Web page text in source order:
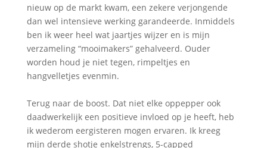
nieuw op de markt kwam, een zekere verjongende
dan wel intensieve werking garandeerde. Inmiddels
ben ik weer heel wat jaartjes wijzer en is mijn
verzameling “mooimakers” gehalveerd. Ouder
worden houd je niet tegen, rimpeltjes en
hangvelletjes evenmin.
Terug naar de boost. Dat niet elke oppepper ook
daadwerkelijk een positieve invloed op je heeft, heb
ik wederom eergisteren mogen ervaren. Ik kreeg
mijn derde shotje enkelstrengs, 5-capped